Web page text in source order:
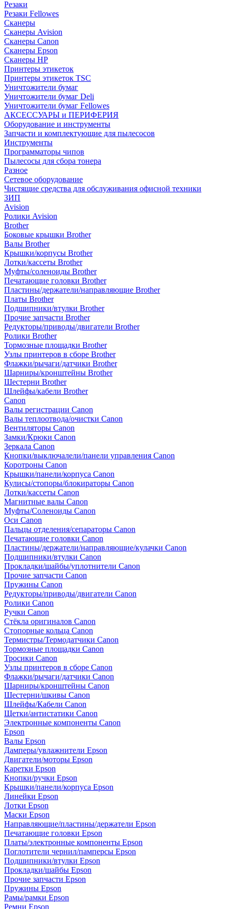
Резаки
Резаки Fellowes
Сканеры
Сканеры Avision
Сканеры Canon
Сканеры Epson
Сканеры HP
Принтеры этикеток
Принтеры этикеток TSC
Уничтожители бумаг
Уничтожители бумаг Deli
Уничтожители бумаг Fellowes
АКСЕССУАРЫ и ПЕРИФЕРИЯ
Оборудование и инструменты
Запчасти и комплектующие для пылесосов
Инструменты
Программаторы чипов
Пылесосы для сбора тонера
Разное
Сетевое оборудование
Чистящие средства для обслуживания офисной техники
ЗИП
Avision
Ролики Avision
Brother
Боковые крышки Brother
Валы Brother
Крышки/корпусы Brother
Лотки/кассеты Brother
Муфты/соленоиды Brother
Печатающие головки Brother
Пластины/держатели/направляющие Brother
Платы Brother
Подшипники/втулки Brother
Прочие запчасти Brother
Редукторы/приводы/двигатели Brother
Ролики Brother
Тормозные площадки Brother
Узлы принтеров в сборе Brother
Флажки/рычаги/датчики Brother
Шарниры/кронштейны Brother
Шестерни Brother
Шлейфы/кабели Brother
Canon
Валы регистрации Canon
Валы теплоотвода/очистки Canon
Вентиляторы Canon
Замки/Крюки Canon
Зеркала Canon
Кнопки/выключалели/панели управления Canon
Коротроны Canon
Крышки/панели/корпуса Canon
Кулисы/стопоры/блокираторы Canon
Лотки/кассеты Canon
Магнитные валы Canon
Муфты/Соленоиды Canon
Оси Canon
Пальцы отделения/сепараторы Canon
Печатающие головки Canon
Пластины/держатели/направляющие/кулачки Canon
Подшипники/втулки Canon
Прокладки/шайбы/уплотнители Canon
Прочие запчасти Canon
Пружины Canon
Редукторы/приводы/двигатели Canon
Ролики Canon
Ручки Canon
Стёкла оригиналов Canon
Стопорные кольца Canon
Термистры/Термодатчики Canon
Тормозные площадки Canon
Тросики Canon
Узлы принтеров в сборе Canon
Флажки/рычаги/датчики Canon
Шарниры/кронштейны Canon
Шестерни/шкивы Canon
Шлейфы/Кабели Canon
Щетки/антистатики Canon
Электронные компоненты Canon
Epson
Валы Epson
Дамперы/увлажнители Epson
Двигатели/моторы Epson
Каретки Epson
Кнопки/ручки Epson
Крышки/панели/корпуса Epson
Линейки Epson
Лотки Epson
Маски Epson
Направляющие/пластины/держатели Epson
Печатающие головки Epson
Платы/электронные компоненты Epson
Поглотители чернил/памперсы Epson
Подшипники/втулки Epson
Прокладки/шайбы Epson
Прочие запчасти Epson
Пружины Epson
Рамы/рамки Epson
Ремни Epson